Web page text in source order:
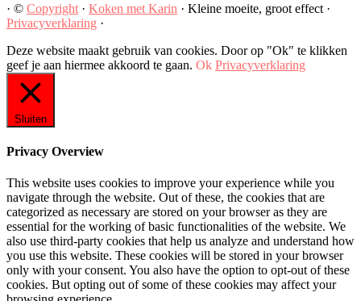
· © Copyright · Koken met Karin · Kleine moeite, groot effect ·
Privacyverklaring ·
Deze website maakt gebruik van cookies. Door op "Ok" te klikken
geef je aan hiermee akkoord te gaan. Ok Privacyverklaring
Sluiten
Privacy Overview
This website uses cookies to improve your experience while you
navigate through the website. Out of these, the cookies that are
categorized as necessary are stored on your browser as they are
essential for the working of basic functionalities of the website. We
also use third-party cookies that help us analyze and understand how
you use this website. These cookies will be stored in your browser
only with your consent. You also have the option to opt-out of these
cookies. But opting out of some of these cookies may affect your